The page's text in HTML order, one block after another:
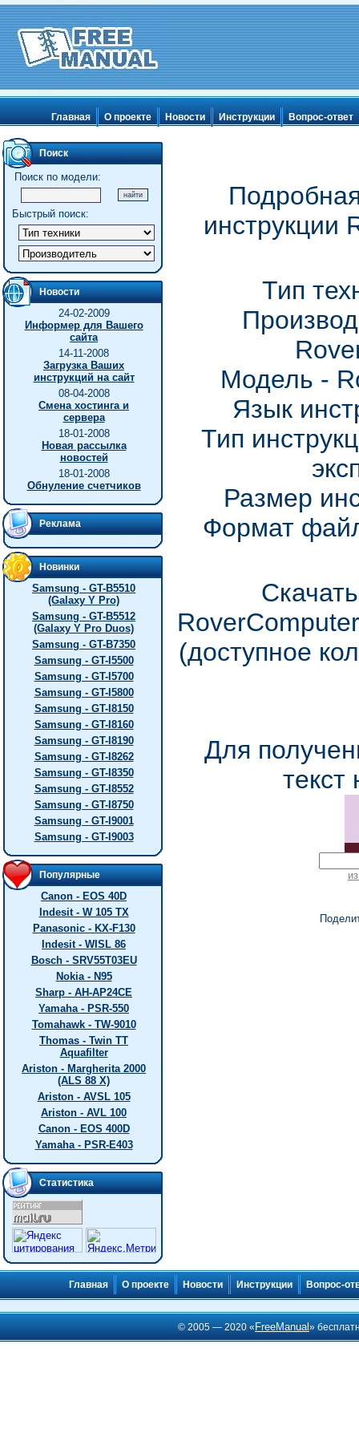
Главная О проекте Новости Инструкции Вопрос-ответ
Поиск
Поиск по модели:
Быстрый поиск:
Новости
24-02-2009
Информер для Вашего
сайта
14-11-2008
Загрузка Ваших
инструкций на сайт
08-04-2008
Смена хостинга и
сервера
18-01-2008
Новая рассылка
новостей
18-01-2008
Обнуление счетчиков
Реклама
Новинки
Samsung - GT-B5510
(Galaxy Y Pro)
Samsung - GT-B5512
(Galaxy Y Pro Duos)
Samsung - GT-B7350
Samsung - GT-I5500
Samsung - GT-I5700
Samsung - GT-I5800
Samsung - GT-I8150
Samsung - GT-I8160
Samsung - GT-I8190
Samsung - GT-I8262
Samsung - GT-I8350
Samsung - GT-I8552
Samsung - GT-I8750
Samsung - GT-I9001
Samsung - GT-I9003
Популярные
Canon - EOS 40D
Indesit - W 105 TX
Panasonic - KX-F130
Indesit - WISL 86
Bosch - SRV55T03EU
Nokia - N95
Sharp - AH-AP24CE
Yamaha - PSR-550
Tomahawk - TW-9010
Thomas - Twin TT
Aquafilter
Ariston - Margherita 2000
(ALS 88 X)
Ariston - AVSL 105
Ariston - AVL 100
Canon - EOS 400D
Yamaha - PSR-E403
Статистика
инструкции
Тип
Модель -
Язык
Тип
Размер
Формат
(доступное
Для
текст
Главная О проекте Новости Инструкции Вопрос-
© 2005 — 2020 « FreeManual»